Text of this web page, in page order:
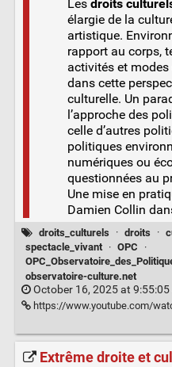
Les droits
élargie de la
artistique.
rapport au corps,
activités et
dans cette
culturelle. Un
l’approche des
celle d’autres
politiques
numériques ou
questionnées au
Une mise en
Damien Collin
droits_culturels · droits ·
spectacle_vivant
· OPC
·
observatoire-culture.net
October 16, 2025 at 9:55:05
https://www.youtube.com/
Extrême droite et